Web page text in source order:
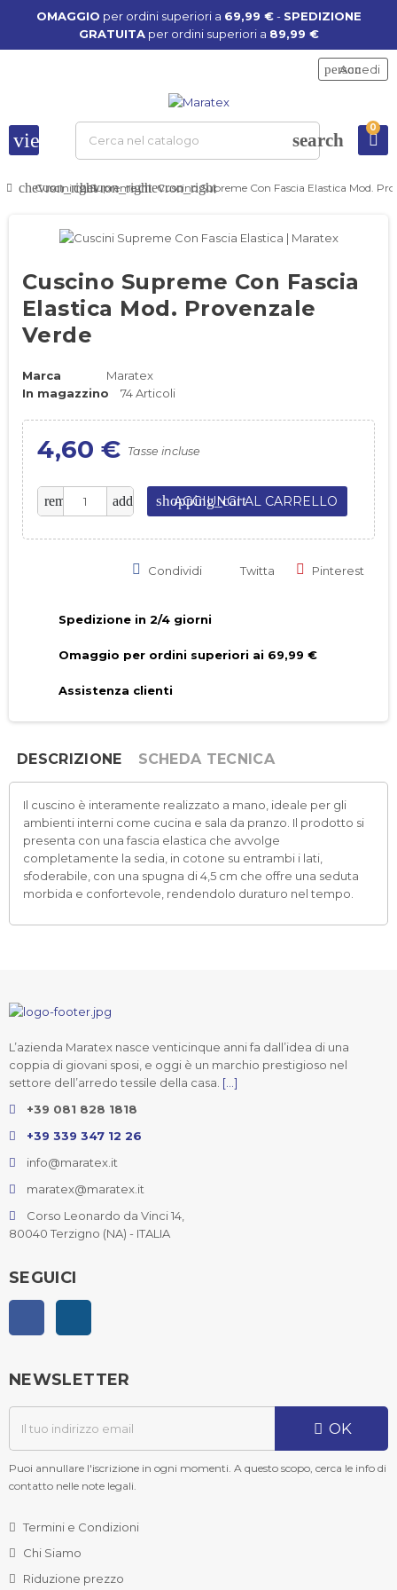
OMAGGIO per ordini superiori a 69,99 €- SPEDIZIONE
GRATUITAper ordini superiori a 89,99 €
view_headline search
person
Accedi
0
chevron_right
Cuscinichevron_right
Supremechevron_right
Cuscino Supreme Con Fascia Elastica Mod.
Cuscino Supreme Con Fascia
Elastica Mod. Provenzale
Verde
Marca
Maratex
In magazzino
74 Articoli
4,60 € Tasse incluse
remove add shopping_cart
AGGIUNGI AL CARRELLO
Condividi Twitta Pinterest
Spedizione in 2/4 giorni
Omaggio per ordini superiori ai 69,99 €
Assistenza clienti
DESCRIZIONE SCHEDA TECNICA
Il cuscino è interamente realizzato a mano, ideale per gli
ambienti interni come cucina e sala da pranzo. Il prodotto si
presenta con una fascia elastica che avvolge
completamente la sedia, in cotone su entrambi i lati,
sfoderabile, con una spugna di 4,5 cm che offre una seduta
morbida e confortevole, rendendolo duraturo nel tempo.
L’azienda Maratex nasce venticinque anni fa dall’idea di una
coppia di giovani sposi, e oggi è un marchio prestigioso nel
settore dell’arredo tessile della casa. [...]
+39 081 828 1818
+39 339 347 12 26
info@maratex.it
maratex@maratex.it
Corso Leonardo da Vinci 14,
80040 Terzigno (NA) - ITALIA
SEGUICI
Facebook
NEWSLETTER
OK
Puoi annullare l'iscrizione in ogni momenti. A questo scopo, cerca le info di
contatto nelle note legali.
Termini e Condizioni
Chi Siamo
Riduzione prezzo